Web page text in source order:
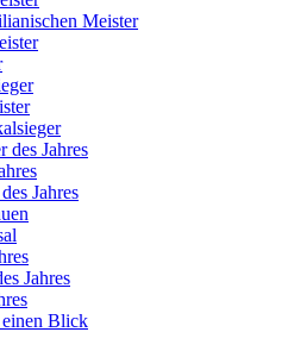
Meister
des Jahres
Jahres
Jahres
Blick